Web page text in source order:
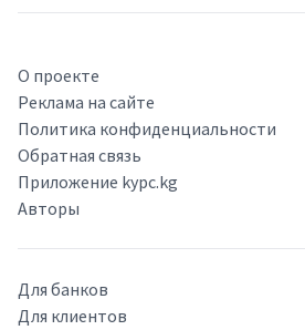
О проекте
Реклама на сайте
Политика конфиденциальности
Обратная связь
Приложение kypc.kg
Авторы
Для банков
Для клиентов